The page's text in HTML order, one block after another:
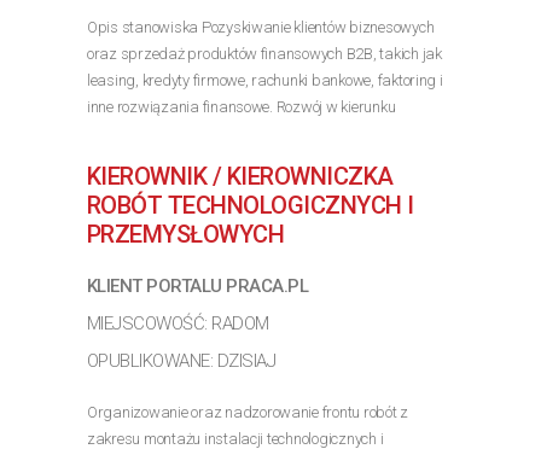
Opis stanowiska Pozyskiwanie klientów biznesowych
oraz sprzedaż produktów finansowych B2B, takich jak
leasing, kredyty firmowe, rachunki bankowe, faktoring i
inne rozwiązania finansowe. Rozwój w kierunku
>> Poznaj szczegóły oferty
KIEROWNIK / KIEROWNICZKA
ROBÓT TECHNOLOGICZNYCH I
PRZEMYSŁOWYCH
KLIENT PORTALU PRACA.PL
MIEJSCOWOŚĆ: RADOM
OPUBLIKOWANE: DZISIAJ
Organizowanie oraz nadzorowanie frontu robót z
zakresu montażu instalacji technologicznych i